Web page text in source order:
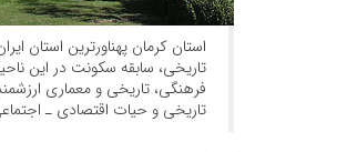
استان کرمان پهناورترین استان
تاریخی، سابقه سکونت در این
فرهنگی، تاریخی و معماری
تاریخی و حیات اقتصادی ـ